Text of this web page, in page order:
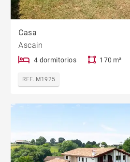
Casa
Ascain
4 dormitorios 170 m²
REF. M1925